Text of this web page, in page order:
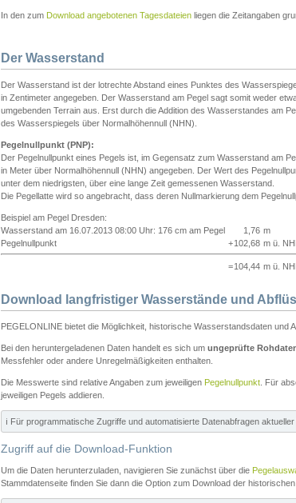
In den zum Download angebotenen Tagesdateien liegen die Zeitangaben
Der Wasserstand
Der Wasserstand ist der lotrechte Abstand eines Punktes des
in Zentimeter angegeben. Der Wasserstand am Pegel sagt somit weder
umgebenden Terrain aus. Erst durch die Addition des Wasserstandes am
des Wasserspiegels über Normalhöhennull (NHN).
Pegelnullpunkt (PNP):
Der Pegelnullpunkt eines Pegels ist, im Gegensatz zum Wasserstand am
in Meter über Normalhöhennull (NHN) angegeben. Der Wert des
unter dem niedrigsten, über eine lange Zeit gemessenen Wasserstand.
Die Pegellatte wird so angebracht, dass deren Nullmarkierung dem
Beispiel am Pegel Dresden:
Wasserstand am 16.07.2013 08:00 Uhr: 176 cm am Pegel
1,76 m
Pegelnullpunkt
+102,68 m ü.
=104,44 m ü.
Download langfristiger Wasserstände und
PEGELONLINE bietet die Möglichkeit, historische Wasserstandsdaten und
Bei den heruntergeladenen Daten handelt es sich um ungeprüfte
Messfehler oder andere Unregelmäßigkeiten enthalten.
Die Messwerte sind relative Angaben zum jeweiligen Pegelnullpunkt . Für
jeweiligen Pegels addieren.
ℹ️ Für programmatische Zugriffe und automatisierte Datenabfragen
Zugriff auf die Download-Funktion
Um die Daten herunterzuladen, navigieren Sie zunächst über die
Stammdatenseite finden Sie dann die Option zum Download der